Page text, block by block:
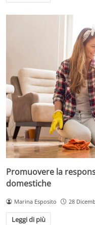
Promuovere la
domestiche
Marina Esposito 28
Leggi di più